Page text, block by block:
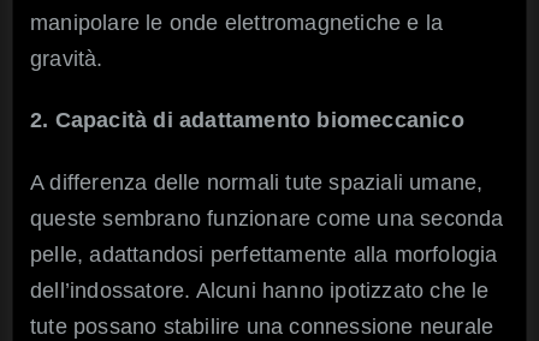
manipolare le onde elettromagnetiche e la
gravità.
2. Capacità di adattamento biomeccanico
A differenza delle normali tute spaziali umane,
queste sembrano funzionare come una seconda
pelle, adattandosi perfettamente alla morfologia
dell’indossatore. Alcuni hanno ipotizzato che le
tute possano stabilire una connessione neurale